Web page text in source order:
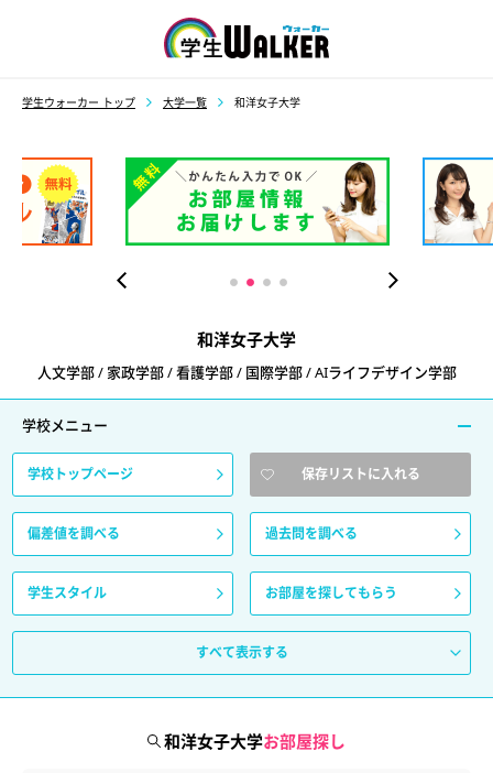
学生ウォーカー トップ 大学一覧 和洋女子大学
和洋女子大学
人文学部 / 家政学部 / 看護学部 / 国際学部 / AIライフデザイン学部
学校メニュー
学校トップページ 保存リストに入れる
偏差値を調べる 過去問を調べる
学生スタイル お部屋を探してもらう
すべて表示する
和洋女子大学お部屋探し